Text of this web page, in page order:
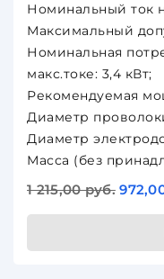
Номинальный ток
Максимальный
Номинальная
макс.токе: 3,4 кВт;
Рекомендуемая
Диаметр
Диаметр
Масса (без
1 215,00 руб.